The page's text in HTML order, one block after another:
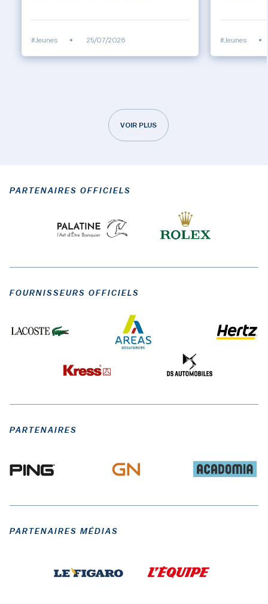
#Jeunes • 25/07/2026 #Jeunes •
VOIR PLUS
PARTENAIRES OFFICIELS
FOURNISSEURS OFFICIELS
PARTENAIRES
PARTENAIRES MÉDIAS